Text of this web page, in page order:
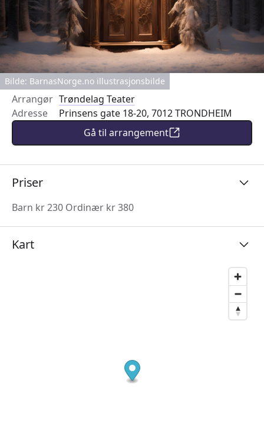
Bilde: BarnasNorge.no illustrasjonsbilde
Arrangør Trøndelag Teater
Adresse
Prinsens gate 18-20, 7012 TRONDHEIM
Gå til arrangement
Priser
Barn kr 230 Ordinær kr 380
Kart